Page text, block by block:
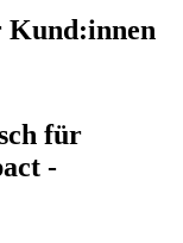
Kund:innen
für
-